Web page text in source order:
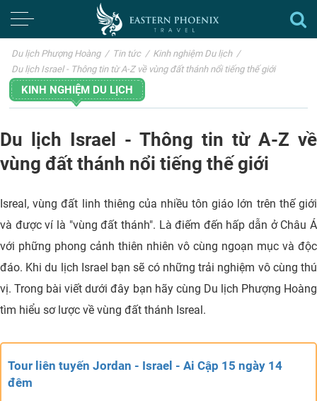
Du lịch Phượng Hoàng / Tin tức / Kinh nghiệm Du lịch /
Du lịch Israel - Thông tin từ A-Z về vùng đất thánh nổi tiếng thế giới
KINH NGHIỆM DU LỊCH
Du lịch Israel - Thông tin từ A-Z về
vùng đất thánh nổi tiếng thế giới
Isreal, vùng đất linh thiêng của nhiều tôn giáo lớn trên thế giới
và được ví là "vùng đất thánh". Là điếm đến hấp dẫn ở Châu Á
với phững phong cảnh thiên nhiên vô cùng ngoạn mục và độc
đáo. Khi du lịch Israel bạn sẽ có những trải nghiệm vô cùng thú
vị. Trong bài viết dưới đây bạn hãy cùng Du lịch Phượng Hoàng
tìm hiểu sơ lược về vùng đất thánh Isreal.
Tour liên tuyến Jordan - Israel - Ai Cập 15 ngày 14
đêm